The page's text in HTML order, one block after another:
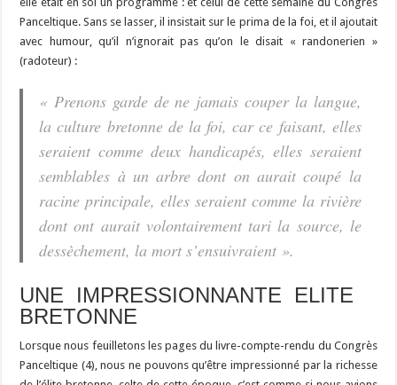
Panceltique. Sans se lasser, il insistait sur le prima de la foi, et il ajoutait
avec humour, qu’il n’ignorait pas qu’on le disait « randonerien »
(radoteur) :
« Prenons garde de ne jamais couper la langue,
la culture bretonne de la foi, car ce faisant, elles
seraient comme deux handicapés, elles seraient
semblables à un arbre dont on aurait coupé la
racine principale, elles seraient comme la rivière
dont ont aurait volontairement tari la source, le
dessèchement, la mort s’ensuivraient ».
UNE IMPRESSIONNANTE ELITE
BRETONNE
Lorsque nous feuilletons les pages du livre-compte-rendu du Congrès
Panceltique (4), nous ne pouvons qu’être impressionné par la richesse